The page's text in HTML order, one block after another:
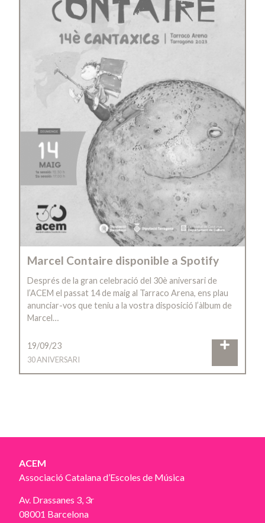
Marcel Contaire disponible a Spotify
Després de la gran celebració del 30è aniversari de
l’ACEM el passat 14 de maig al Tarraco Arena, ens plau
anunciar-vos que teniu a la vostra disposició l’àlbum de
Marcel…
19/09/23
30 ANIVERSARI
ACEM
Associació Catalana d’Escoles de Música
Av. Drassanes 3, 3r
08001 Barcelona